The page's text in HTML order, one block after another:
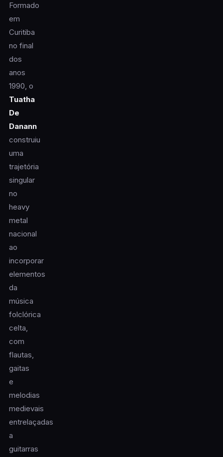
Formado
em
Curitiba
no final
dos
anos
1990, o
Tuatha
De
Danann
construiu
uma
trajetória
singular
no
heavy
metal
nacional
ao
incorporar
elementos
da
música
folclórica
celta,
com
flautas,
gaitas
e
melodias
medievais
entrelaçadas
a
guitarras